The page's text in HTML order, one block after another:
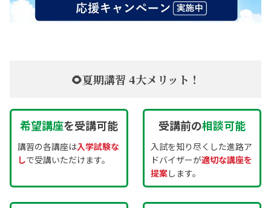
🌻夏期講習 4大メリット！
希望講座を受講可能
講習の各講座は入学試験な
しで受講いただけます。
受講前の相談可能
入試を知り尽くした進路ア
ドバイザーが適切な講座を
提案します。